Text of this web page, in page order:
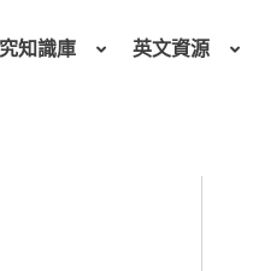
知識庫 英文資源